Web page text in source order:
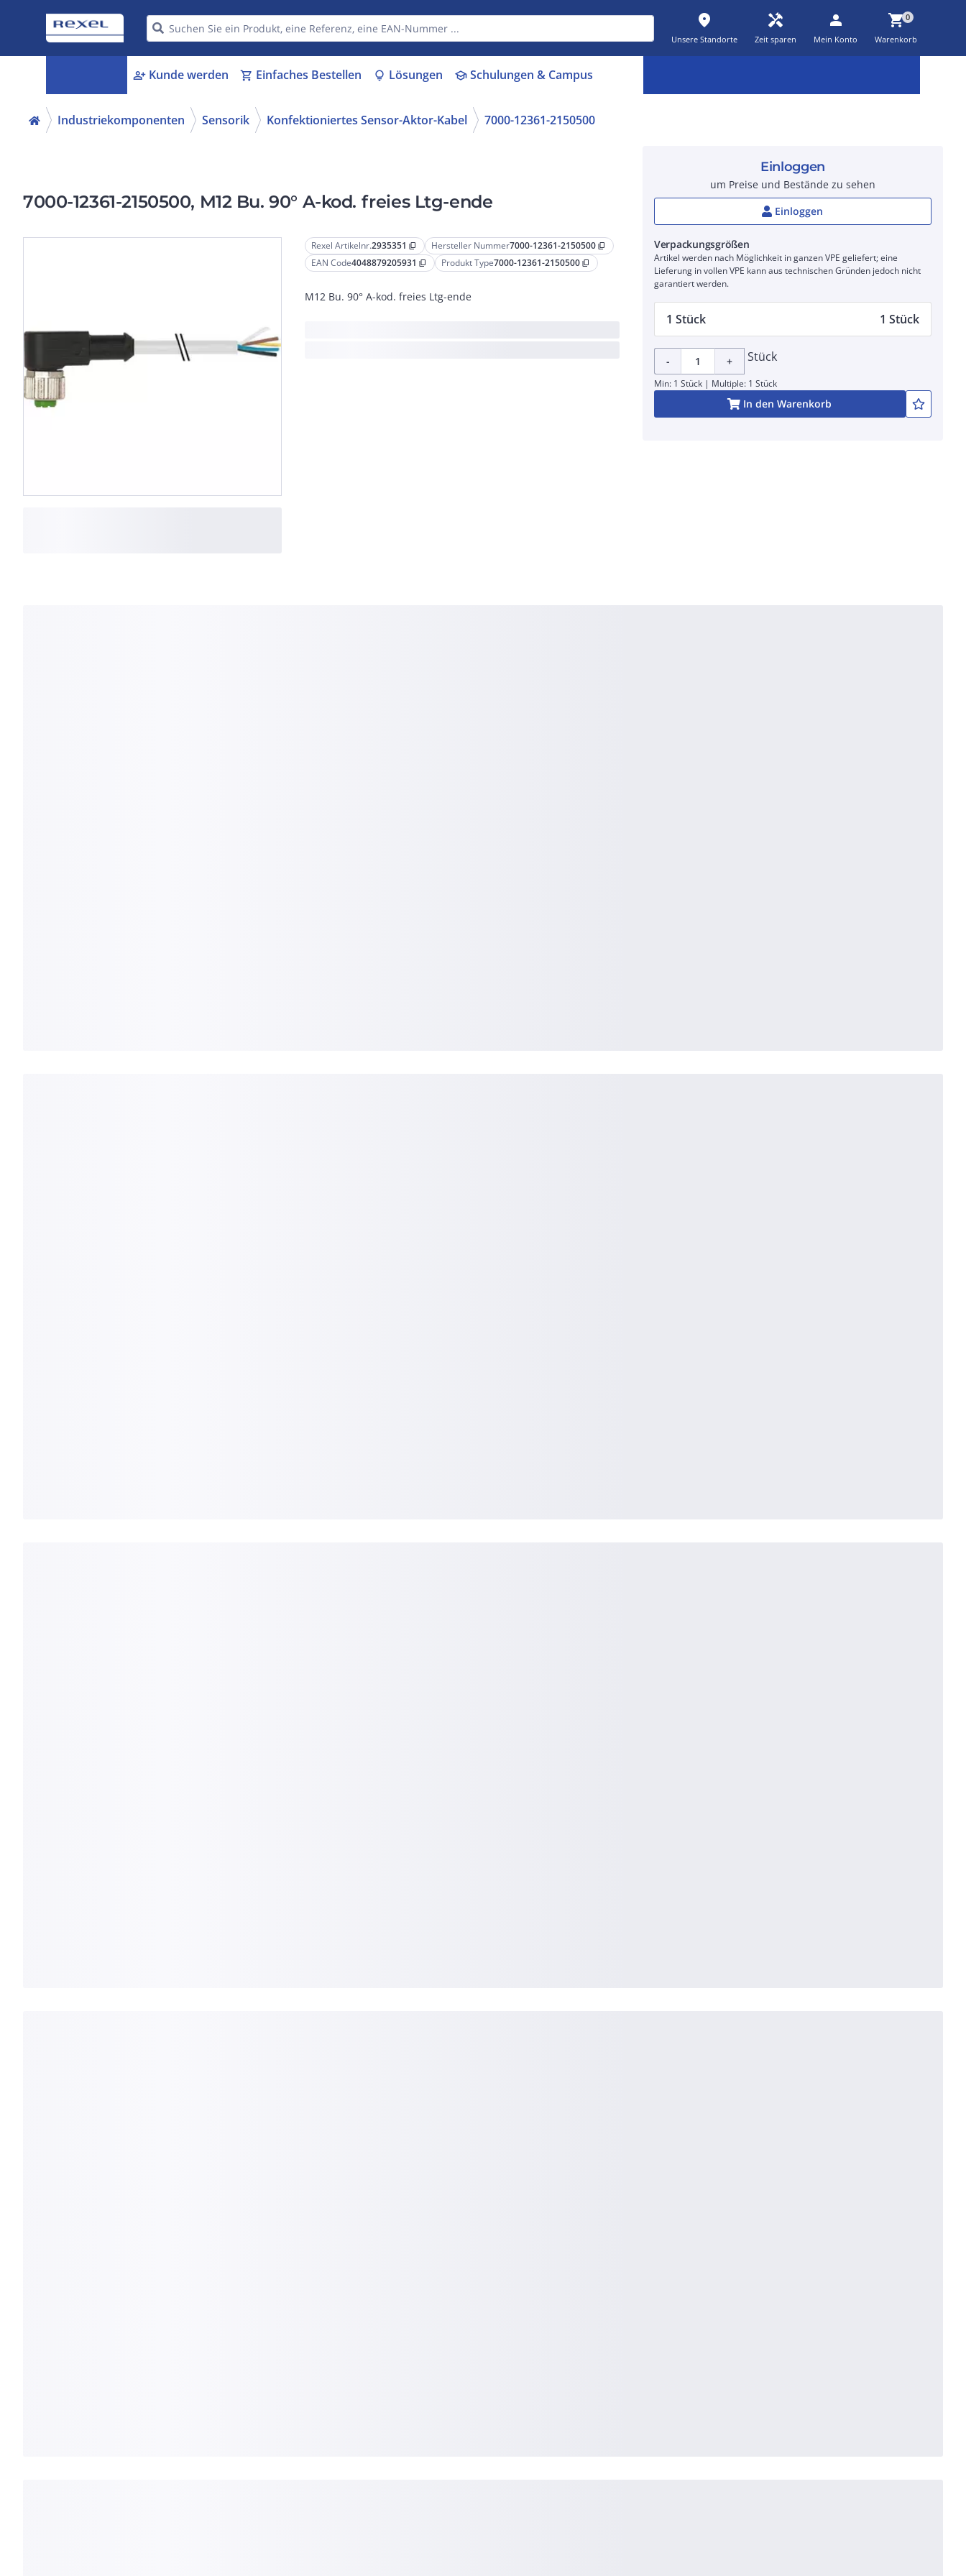
place
Unsere Standorte
handyman
Zeit sparen
person
Mein Konto
shopping_cart0
Warenkorb
person_add Kunde werden shopping_cart Einfaches Bestellen lightbulb Lösungen schoolSchulungen & Campus
Industriekomponenten Sensorik Konfektioniertes Sensor-Aktor-Kabel 7000-12361-2150500
7000-12361-2150500, M12 Bu. 90° A-kod. freies Ltg-ende
Rexel Artikelnr.2935351 content_copy Hersteller Nummer7000-12361-2150500 content_copy
EAN Code4048879205931 content_copy Produkt Type7000-12361-2150500 content_copy
M12 Bu. 90° A-kod. freies Ltg-ende
Einloggen
um Preise und Bestände zu sehen
Einloggen
Verpackungsgrößen
Artikel werden nach Möglichkeit in ganzen VPE geliefert; eine
Lieferung in vollen VPE kann aus technischen Gründen jedoch nicht
garantiert werden.
1 Stück 1 Stück
- + Stück
Min: 1 Stück | Multiple: 1 Stück
In den Warenkorb